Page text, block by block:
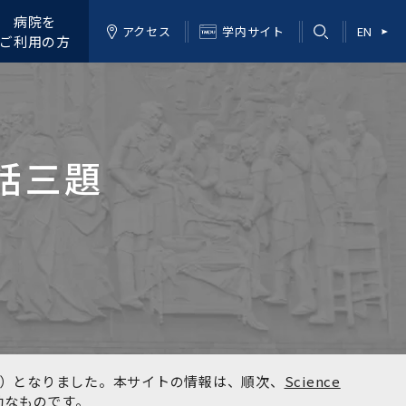
病院を
ご利用の方
アクセス 学内サイト EN
三題
なりました。本サイトの情報は、順次、 Science
ものです。